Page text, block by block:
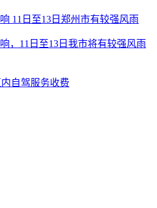
11日至13日郑州市有较强风雨
，11日至13日我市将有较强风雨
自驾服务收费